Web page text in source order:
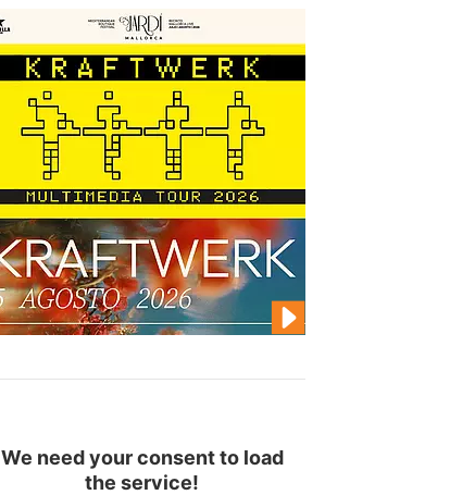
We need your consent to load
the service!